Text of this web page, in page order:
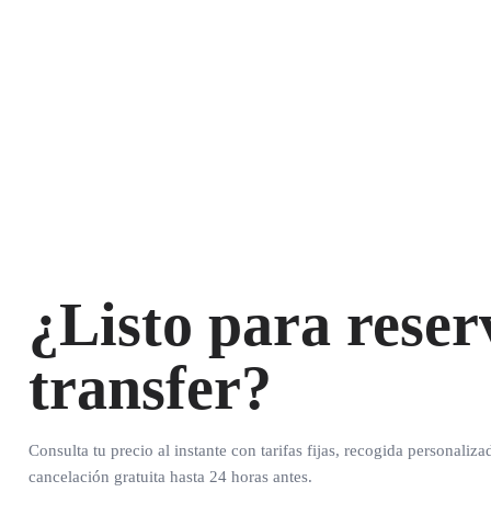
¿Listo para
transfer?
Consulta tu precio al instante con tarifas fijas, recogida
cancelación gratuita hasta 24 horas antes.